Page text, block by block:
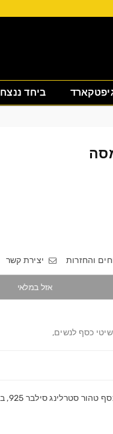
ביחד ננצח
והחזרות יצירת קשר
אזל במלאי
כסף לנשים,
סילבר 925, בקוטר 3 מ"מ.